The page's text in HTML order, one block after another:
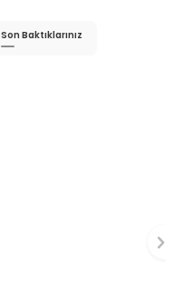
Son Baktıklarınız